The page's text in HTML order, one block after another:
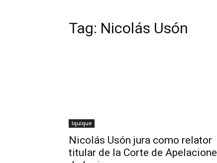
Tag: Nicolás Usón
Iquique
Nicolás Usón jura como relator
titular de la Corte de